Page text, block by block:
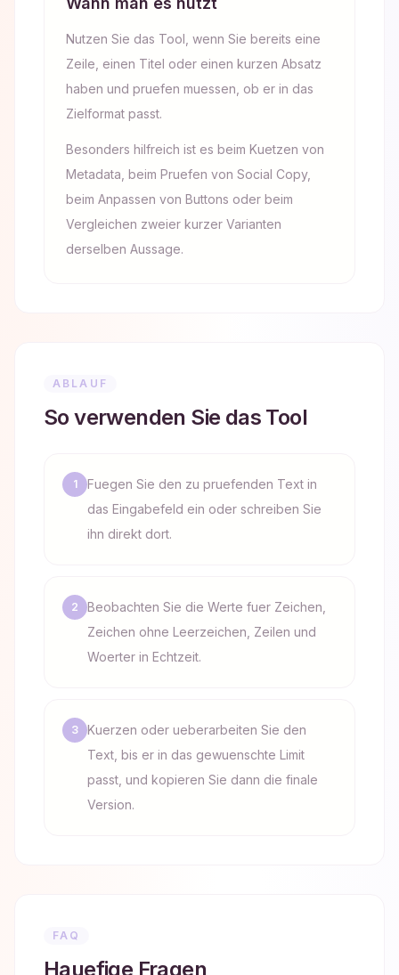
Nutzen Sie das Tool, wenn Sie bereits eine
Zeile, einen Titel oder einen kurzen Absatz
haben und pruefen muessen, ob er in das
Zielformat passt.
Besonders hilfreich ist es beim Kuetzen von
Metadata, beim Pruefen von Social Copy,
beim Anpassen von Buttons oder beim
Vergleichen zweier kurzer Varianten
derselben Aussage.
ABLAUF
So verwenden Sie das Tool
1
Fuegen Sie den zu pruefenden Text in
das Eingabefeld ein oder schreiben Sie
ihn direkt dort.
2
Beobachten Sie die Werte fuer Zeichen,
Zeichen ohne Leerzeichen, Zeilen und
Woerter in Echtzeit.
3
Kuerzen oder ueberarbeiten Sie den
Text, bis er in das gewuenschte Limit
passt, und kopieren Sie dann die finale
Version.
FAQ
Hauefige Fragen